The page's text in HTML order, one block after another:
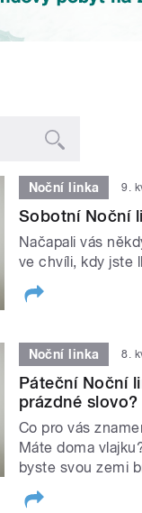
Noční linka 9.
Sobotní Noční
Načapali vás
ve chvíli, kdy jste
Noční linka 8.
Páteční Noční
prázdné slovo?
Co pro vás
Máte doma
byste svou zemi